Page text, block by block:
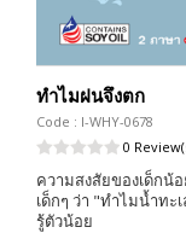
ทำไมฝนจึงตก
Code : I-WHY-0678
0
ความสงสัยของเด็กน้
เด็กๆ ว่า "ทำไมน้ำท
รู้ตัวน้อย